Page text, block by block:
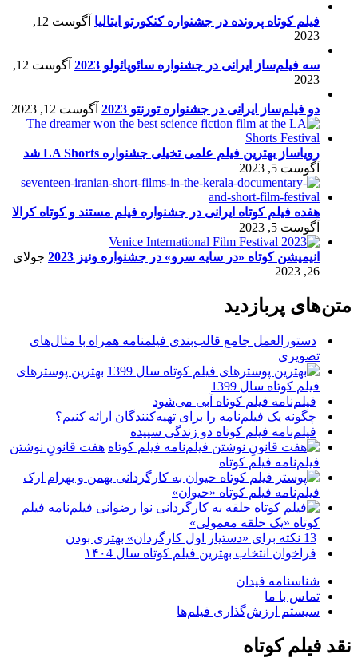
فیلم کوتاه پرونده در جشنواره کنکورتو ایتالیا
آگوست 12,
2023
سه فیلم‌ساز ایرانی در جشنواره سائوپائولو 2023
آگوست 12,
2023
دو فیلم‌ساز ایرانی در جشنواره تورنتو 2023 آگوست 12, 2023
رویاساز بهترین فیلم علمی تخیلی جشنواره LA Shorts شد
آگوست 5, 2023
هفده فیلم کوتاه ایرانی در جشنواره فیلم مستند و کوتاه کرالا
آگوست 5, 2023
انیمیشن کوتاه «در سایه سرو» در جشنواره ونیز 2023
جولای
26, 2023
متن‌های پربازدید
دستورالعمل جامع قالب‌بندی فیلمنامه همراه با مثال‌های
تصویری
بهترین پوسترهای
فیلم کوتاه سال 1399
فیلم‌نامه فیلم کوتاه آبی می‌شود
چگونه یک فیلم‌نامه را برای تهیه‌کنندگان ارائه کنیم؟
فیلم‌نامه فیلم کوتاه دو زندگی سپیده
هفت قانونِ نوشتن
فیلم‌نامه فیلم کوتاه
فیلم‌نامه فیلم کوتاه «حیوان»
فیلم‌نامه فیلم
کوتاه «یک حلقه معمولی»
13 نکته برای «دستیار اول کارگردان» بهتری بودن
فراخوان انتخاب بهترین فیلم کوتاه سال ۱۴۰4
شناسنامه فیدان
تماس با ما
سیستم ارزش‌گذاری فیلم‌ها
نقد فیلم کوتاه